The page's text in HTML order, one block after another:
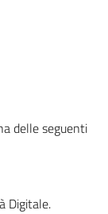
delle seguenti
Digitale.